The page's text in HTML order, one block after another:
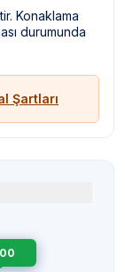
Konaklama
durumunda
Şartları